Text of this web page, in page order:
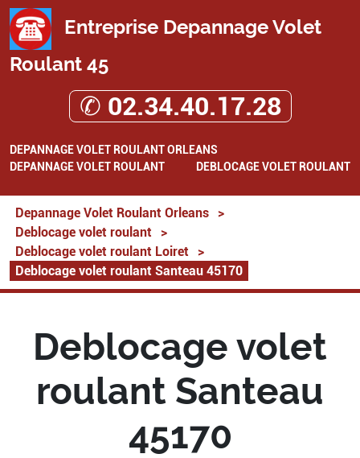
Entreprise Depannage Volet
Roulant 45
✆ 02.34.40.17.28
DEPANNAGE VOLET ROULANT ORLEANS
DEPANNAGE VOLET ROULANT
DEBLOCAGE VOLET ROULANT
Depannage Volet Roulant Orleans
>
Deblocage volet roulant
>
Deblocage volet roulant Loiret
>
Deblocage volet roulant Santeau 45170
Deblocage volet
roulant Santeau
45170